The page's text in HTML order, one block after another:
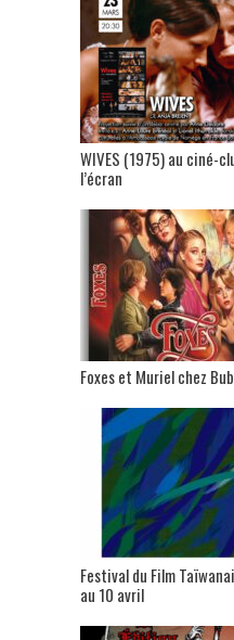
WIVES (1975) au ciné-
l’écran
Foxes et Muriel chez
Festival du Film
au 10 avril